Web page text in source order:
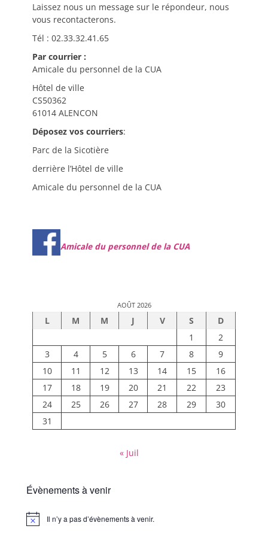
Laissez nous un message sur le répondeur, nous
vous recontacterons.
Tél : 02.33.32.41.65
Par courrier :
Amicale du personnel de la CUA
Hôtel de ville
CS50362
61014 ALENCON
Déposez vos courriers:
Parc de la Sicotière
derrière l’Hôtel de ville
Amicale du personnel de la CUA
Amicale du personnel de la CUA
AOÛT 2026
L M M J V S
D
1
2
3
4 5 6 7 8
9
10
11 12 13 14 15
16
17
18 19 20 21 22
23
24
25 26 27 28 29
30
31
« Juil
Évènements à venir
Notice Il n’y a pas d’évènements à venir.